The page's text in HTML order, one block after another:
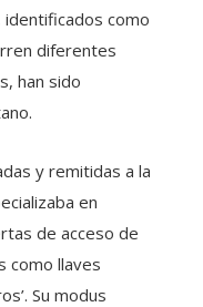
como
diferentes
han sido
y remitidas a la
en
de acceso de
como llaves
Su modus